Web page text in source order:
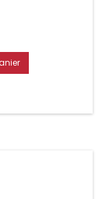
simple et rapide
vos
très